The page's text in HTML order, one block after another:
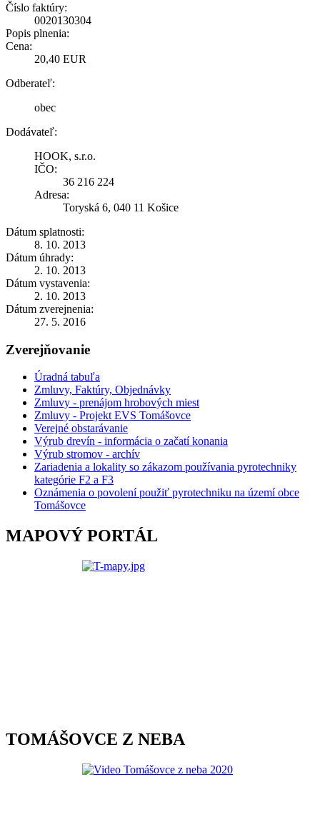
Číslo faktúry:
0020130304
Popis plnenia:
Cena:
20,40 EUR
Odberateľ:
obec
Dodávateľ:
HOOK, s.r.o.
IČO:
36 216 224
Adresa:
Toryská 6, 040 11 Košice
Dátum splatnosti:
8. 10. 2013
Dátum úhrady:
2. 10. 2013
Dátum vystavenia:
2. 10. 2013
Dátum zverejnenia:
27. 5. 2016
Zverejňovanie
Úradná tabuľa
Zmluvy, Faktúry, Objednávky
Zmluvy - prenájom hrobových miest
Zmluvy - Projekt EVS Tomášovce
Verejné obstarávanie
Výrub drevín - informácia o začatí konania
Výrub stromov - archív
Zariadenia a lokality so zákazom používania pyrotechniky
kategórie F2 a F3
Oznámenia o povolení použiť pyrotechniku na území obce
Tomášovce
MAPOVÝ PORTÁL
TOMÁŠOVCE Z NEBA